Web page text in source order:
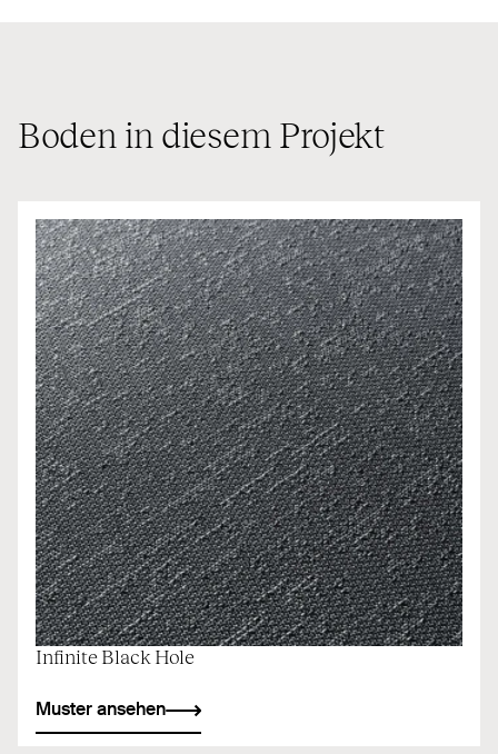
Boden in diesem Projekt
Infinite Black Hole
Muster ansehen